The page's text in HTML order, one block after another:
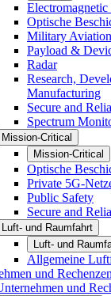
Electromagnetic
Optische
Military
Payload &
Radar
Research,
Manufacturing
Secure and
Spectrum
Mission-Critical
Mission-Critical
Optische
Private 5G-
Public Safety
Secure and
Luft- und Raumfahrt
Luft- und
Allgemeine
und
und